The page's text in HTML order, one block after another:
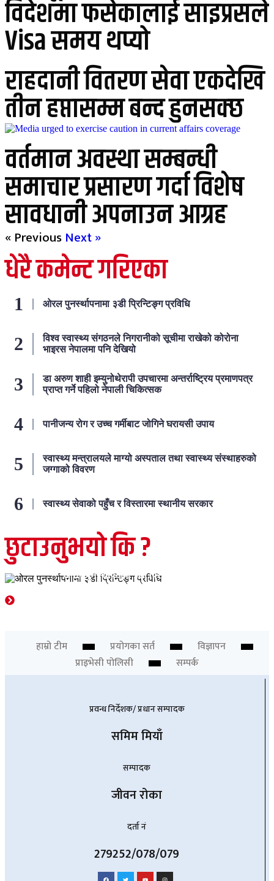
विदेशमा फसेकालाई साइप्रसले
Visa समय थप्यो
राहदानी वितरण सेवा एकदेखि
तीन हप्तासम्म बन्द हुनसक्छ
वर्तमान अवस्था सम्बन्धी
समाचार प्रसारण गर्दा विशेष
सावधानी अपनाउन आग्रह
« Previous Next »
धेरै कमेन्ट गरिएका
ओरल पुनर्स्थापनामा ३डी प्रिन्टिङ्ग प्रविधि
विश्व स्वास्थ्य संगठनले निगरानीको सूचीमा राखेको कोरोना
भाइरस नेपालमा पनि देखियो
डा अरुण शाही इम्युनोथेरापी उपचारमा अन्तर्राष्ट्रिय प्रमाणपत्र
प्राप्त गर्ने पहिलो नेपाली चिकित्सक
पानीजन्य रोग र उच्च गर्मीबाट जोगिने घरायसी उपाय
स्वास्थ्य मन्त्रालयले माग्यो अस्पताल तथा स्वास्थ्य संस्थाहरुको
जग्गाको विवरण
स्वास्थ्य सेवाको पहुँच र विस्तारमा स्थानीय सरकार
छुटाउनुभयो कि ?
स्वास्थ्य
ओरल पुनर्स्थापनामा ३डी प्रिन्टिङ्ग प्रविधि
हाम्रो टीम प्रयोगका सर्त
विज्ञापन
प्राइभेसी पोलिसी
सम्पर्क
प्रवन्ध निर्देशक/ प्रधान सम्पादक
समिम मियाँ
सम्पादक
जीवन रोका
दर्ता नं
279252/078/079